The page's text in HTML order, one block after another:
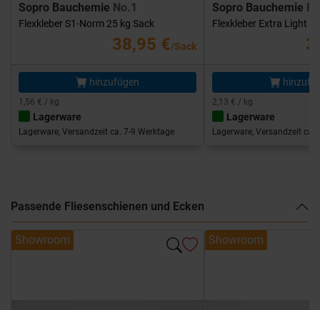
Sopro Bauchemie No.1
Flexkleber S1-Norm 25 kg Sack
38,95 €/Sack
hinzufügen
1,56 € / kg
Lagerware
Lagerware, Versandzeit ca. 7-9 Werktage
Sopro Bauchemie
Flexkleber Extra Light
2,13 € / kg
Lagerware
Lagerware, Versandzeit ca.
Passende Fliesenschienen und Ecken
Showroom Showroom